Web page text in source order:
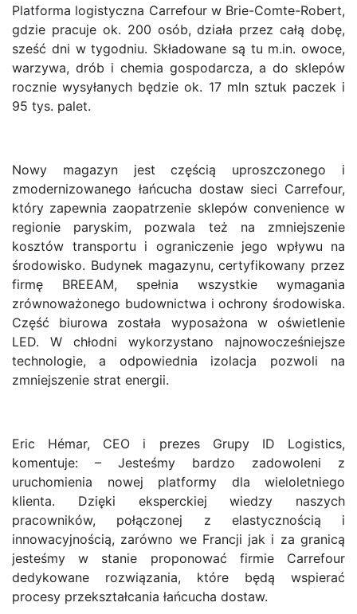
Platforma logistyczna Carrefour w Brie-Comte-Robert,
gdzie pracuje ok. 200 osób, działa przez całą dobę,
sześć dni w tygodniu. Składowane są tu m.in. owoce,
warzywa, drób i chemia gospodarcza, a do sklepów
rocznie wysyłanych będzie ok. 17 mln sztuk paczek i
95 tys. palet.
Nowy magazyn jest częścią uproszczonego i
zmodernizowanego łańcucha dostaw sieci Carrefour,
który zapewnia zaopatrzenie sklepów convenience w
regionie paryskim, pozwala też na zmniejszenie
kosztów transportu i ograniczenie jego wpływu na
środowisko. Budynek magazynu, certyfikowany przez
firmę BREEAM, spełnia wszystkie wymagania
zrównoważonego budownictwa i ochrony środowiska.
Część biurowa została wyposażona w oświetlenie
LED. W chłodni wykorzystano najnowocześniejsze
technologie, a odpowiednia izolacja pozwoli na
zmniejszenie strat energii.
Eric Hémar, CEO i prezes Grupy ID Logistics,
komentuje: – Jesteśmy bardzo zadowoleni z
uruchomienia nowej platformy dla wieloletniego
klienta. Dzięki eksperckiej wiedzy naszych
pracowników, połączonej z elastycznością i
innowacyjnością, zarówno we Francji jak i za granicą
jesteśmy w stanie proponować firmie Carrefour
dedykowane rozwiązania, które będą wspierać
procesy przekształcania łańcucha dostaw.